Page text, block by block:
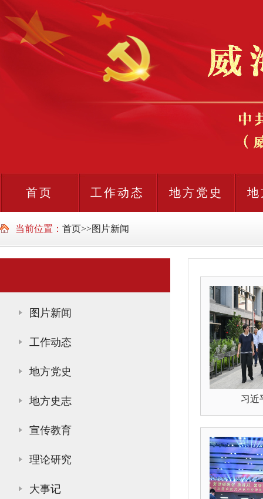
首页 工作动态 地方党史
当前位置： 首页>>图片新闻
图片新闻
工作动态
地方党史
地方史志
宣传教育
理论研究
大事记
习近